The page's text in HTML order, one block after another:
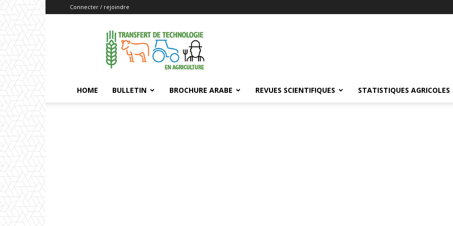
Connecter / rejoindre
Transfert
de
Technologie
en
HOME BULLETIN BROCHURE ARABE REVUES SCIENTIFIQUES STATISTIQUES AGRICOLES